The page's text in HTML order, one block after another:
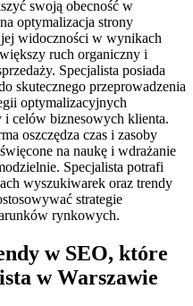
swoją obecność w
optymalizacja strony
widoczności w wynikach
ruch organiczny i
Specjalista posiada
skutecznego przeprowadzenia
optymalizacyjnych
i celów biznesowych klienta.
oszczędza czas i zasoby
na naukę i wdrażanie
Specjalista potrafi
wyszukiwarek oraz trendy
strategie
rynkowych.
w SEO, które
w Warszawie